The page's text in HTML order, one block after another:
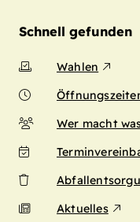
Schnell gefunden
Wahlen
Wer macht
Aktuelles